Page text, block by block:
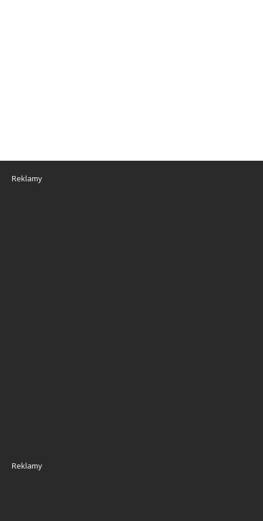
Reklamy
Reklamy